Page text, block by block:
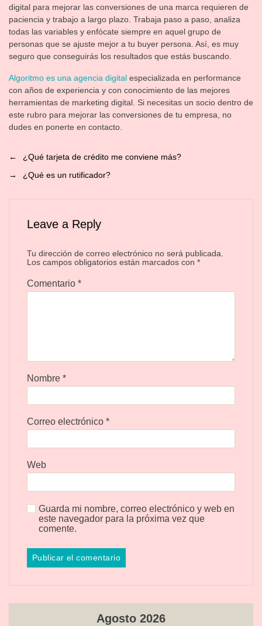
digital para mejorar las conversiones de una marca requieren de
paciencia y trabajo a largo plazo. Trabaja paso a paso, analiza
todas las variables y enfócate siempre en aquel grupo de
personas que se ajuste mejor a tu buyer persona. Así, es muy
seguro que conseguirás los resultados que estás buscando.
Algoritmo es una agencia digital especializada en performance
con años de experiencia y con conocimiento de las mejores
herramientas de marketing digital. Si necesitas un socio dentro de
este rubro para mejorar las conversiones de tu empresa, no
dudes en ponerte en contacto.
←
¿Qué tarjeta de crédito me conviene más?
→
¿Qué es un rutificador?
Leave a Reply
Tu dirección de correo electrónico no será publicada.
Los campos obligatorios están marcados con *
Comentario *
Nombre *
Correo electrónico *
Web
Guarda mi nombre, correo electrónico y web en
este navegador para la próxima vez que
comente.
Agosto 2026